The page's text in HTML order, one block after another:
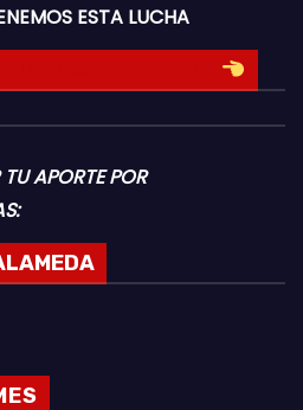
ESTA LUCHA
APORTE POR